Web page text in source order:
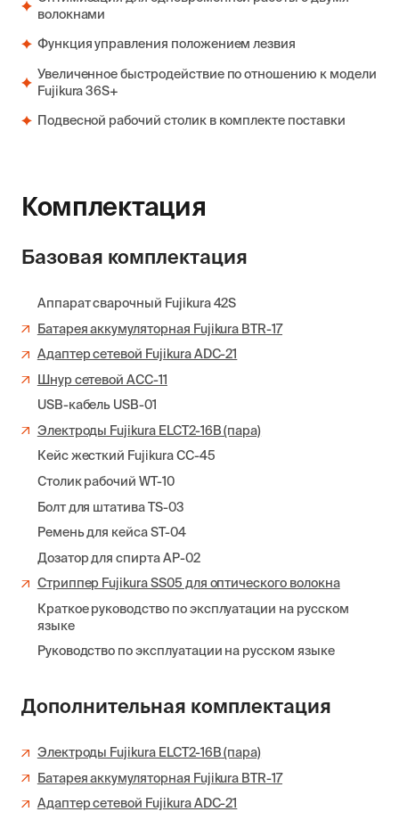
волокнами
Функция управления положением лезвия
Увеличенное быстродействие по отношению к модели
Fujikura 36S+
Подвесной рабочий столик в комплекте поставки
Комплектация
Базовая комплектация
Аппарат сварочный Fujikura 42S
Батарея аккумуляторная Fujikura BTR-17
Адаптер сетевой Fujikura ADC-21
Шнур сетевой ACC-11
USB-кабель USB-01
Электроды Fujikura ELCT2-16B (пара)
Кейс жесткий Fujikura CC-45
Столик рабочий WT-10
Болт для штатива TS-03
Ремень для кейса ST-04
Дозатор для спирта AP-02
Стриппер Fujikura SS05 для оптического волокна
Краткое руководство по эксплуатации на русском
языке
Руководство по эксплуатации на русском языке
Дополнительная комплектация
Электроды Fujikura ELCT2-16B (пара)
Батарея аккумуляторная Fujikura BTR-17
Адаптер сетевой Fujikura ADC-21